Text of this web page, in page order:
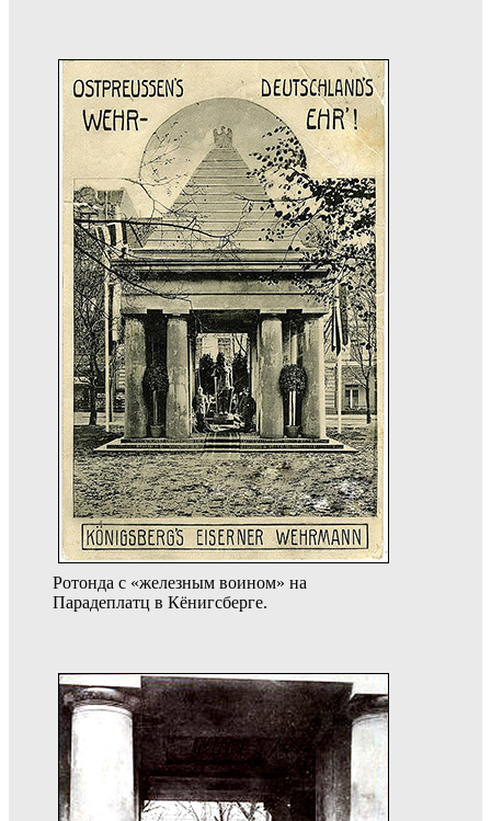
Ротонда с «железным воином» на
Парадеплатц в Кёнигсберге.